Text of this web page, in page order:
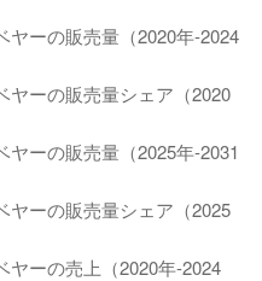
ヤーの販売量（2020年-2024
ヤーの販売量シェア（2020
ヤーの販売量（2025年-2031
ヤーの販売量シェア（2025
ヤーの売上（2020年-2024